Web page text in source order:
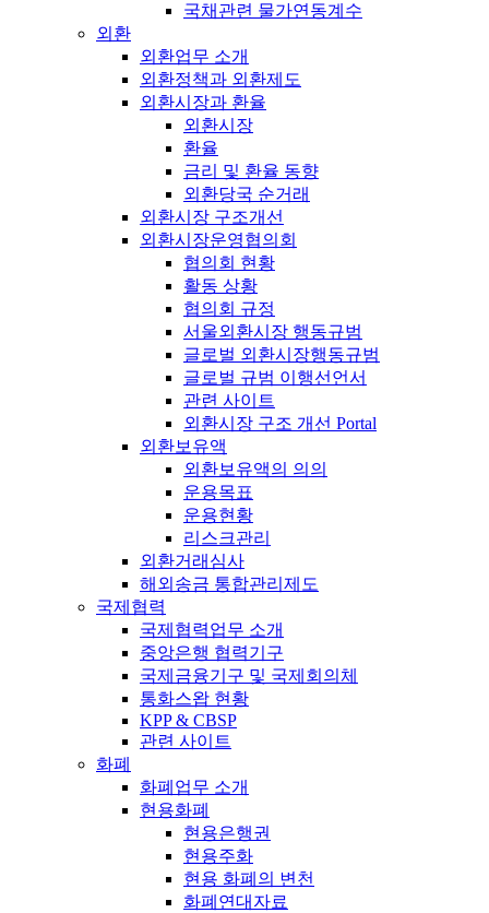
국채관련 물가연동계수
외환
외환업무 소개
외환정책과 외환제도
외환시장과 환율
외환시장
환율
금리 및 환율 동향
외환당국 순거래
외환시장 구조개선
외환시장운영협의회
협의회 현황
활동 상황
협의회 규정
서울외환시장 행동규범
글로벌 외환시장행동규범
글로벌 규범 이행선언서
관련 사이트
외환시장 구조 개선 Portal
외환보유액
외환보유액의 의의
운용목표
운용현황
리스크관리
외환거래심사
해외송금 통합관리제도
국제협력
국제협력업무 소개
중앙은행 협력기구
국제금융기구 및 국제회의체
통화스왑 현황
KPP & CBSP
관련 사이트
화폐
화폐업무 소개
현용화폐
현용은행권
현용주화
현용 화폐의 변천
화폐연대자료